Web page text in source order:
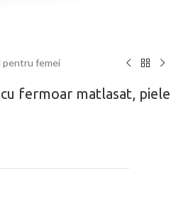
pentru femei
fermoar matlasat, piele